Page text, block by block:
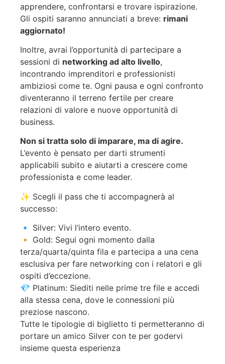
apprendere, confrontarsi e trovare ispirazione.
Gli ospiti saranno annunciati a breve: rimani
aggiornato!
Inoltre, avrai l’opportunità di partecipare a
sessioni di networking ad alto livello,
incontrando imprenditori e professionisti
ambiziosi come te. Ogni pausa e ogni confronto
diventeranno il terreno fertile per creare
relazioni di valore e nuove opportunità di
business.
Non si tratta solo di imparare, ma di agire.
L’evento è pensato per darti strumenti
applicabili subito e aiutarti a crescere come
professionista e come leader.
✨ Scegli il pass che ti accompagnerà al
successo:
🔹 Silver: Vivi l’intero evento.
🔸 Gold: Segui ogni momento dalla
terza/quarta/quinta fila e partecipa a una cena
esclusiva per fare networking con i relatori e gli
ospiti d’eccezione.
💎 Platinum: Siediti nelle prime tre file e accedi
alla stessa cena, dove le connessioni più
preziose nascono.
Tutte le tipologie di biglietto ti permetteranno di
portare un amico Silver con te per godervi
insieme questa esperienza